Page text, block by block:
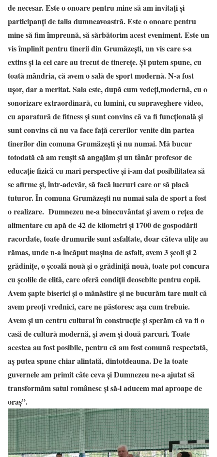
de necesar. Este o onoare pentru mine să am invitați și
participanți de talia dumneavoastră. Este o onoare pentru
mine să fim împreună, să sărbătorim acest eveniment. Este un
vis împlinit pentru tinerii din Grumăzești, un vis care s-a
extins și la cei care au trecut de tinerețe. Și putem spune, cu
toată mândria, că avem o sală de sport modernă. N-a fost
ușor, dar a meritat. Sala este, după cum vedeți,modernă, cu o
sonorizare extraordinară, cu lumini, cu supraveghere video,
cu aparatură de fitness și sunt convins că va fi funcțională și
sunt convins că nu va face față cererilor venite din partea
tinerilor din comuna Grumăzești și nu numai. Mă bucur
totodată că am reușit să angajăm și un tânăr profesor de
educație fizică cu mari perspective și i-am dat posibilitatea să
se afirme și, într-adevăr, să facă lucruri care or să placă
tuturor. În comuna Grumăzești nu numai sala de sport a fost
o realizare. Dumnezeu ne-a binecuvântat și avem o rețea de
alimentare cu apă de 42 de kilometri și 1700 de gospodării
racordate, toate drumurile sunt asfaltate, doar câteva ulițe au
rămas, unde n-a încăput mașina de asfalt, avem 3 școli și 2
grădinițe, o școală nouă și o grădiniță nouă, toate pot concura
cu școlile de elită, care oferă condiții deosebite pentru copii.
Avem șapte biserici și o mănăstire și ne bucurăm tare mult că
avem preoți vrednici, care ne păstoresc așa cum trebuie.
Avem și un centru cultural în construcție și sperăm că va fi o
casă de cultură modernă, și avem și două parcuri. Toate
acestea au fost posibile, pentru că am fost comună respectată,
aș putea spune chiar alintată, dintotdeauna. De la toate
guvernele am primit câte ceva și Dumnezeu ne-a ajutat să
transformăm satul românesc și să-l aducem mai aproape de
oraș”.